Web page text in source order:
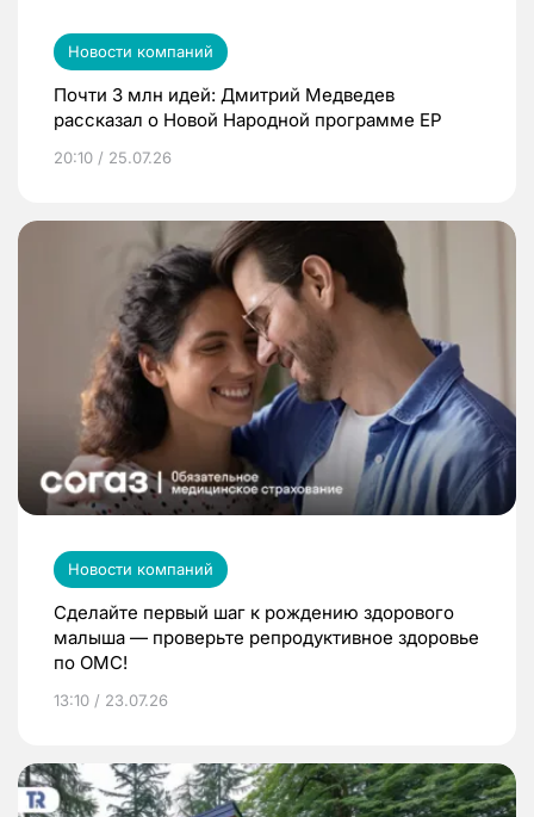
Новости компаний
Почти 3 млн идей: Дмитрий Медведев
рассказал о Новой Народной программе ЕР
20:10 / 25.07.26
Новости компаний
Сделайте первый шаг к рождению здорового
малыша — проверьте репродуктивное здоровье
по ОМС!
13:10 / 23.07.26